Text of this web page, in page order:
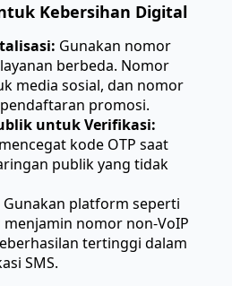
Kebersihan Digital
Gunakan nomor
berbeda. Nomor
media sosial, dan nomor
promosi.
untuk Verifikasi:
kode OTP saat
publik yang tidak
Gunakan platform seperti
nomor non-VoIP
tertinggi dalam
SMS.